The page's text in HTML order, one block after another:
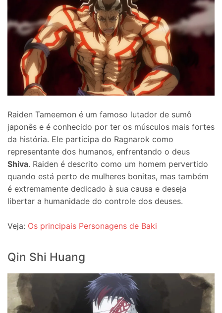
Raiden Tameemon é um famoso lutador de sumô
japonês e é conhecido por ter os músculos mais fortes
da história. Ele participa do Ragnarok como
representante dos humanos, enfrentando o deus
Shiva. Raiden é descrito como um homem pervertido
quando está perto de mulheres bonitas, mas também
é extremamente dedicado à sua causa e deseja
libertar a humanidade do controle dos deuses.
Veja: Os principais Personagens de Baki
Qin Shi Huang